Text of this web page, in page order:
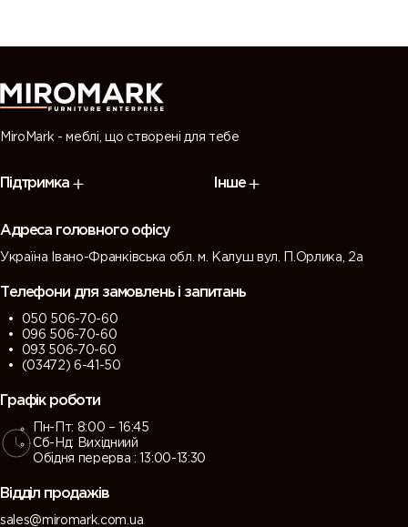
MiroMark - меблі, що створені для тебе
Підтримка Інше
Адреса головного офісу
Україна Івано-Франківська обл. м. Калуш вул. П.Орлика, 2а
Телефони для замовлень і запитань
050 506-70-60
096 506-70-60
093 506-70-60
(03472) 6-41-50
Графік роботи
Пн-Пт: 8:00 – 16:45
Сб-Нд: Вихідниий
Обідня перерва : 13:00-13:30
Відділ продажів
sales@miromark.com.ua